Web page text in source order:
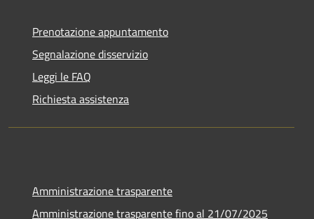
Prenotazione appuntamento
Segnalazione disservizio
Leggi le FAQ
Richiesta assistenza
Amministrazione trasparente
Amministrazione trasparente fino al 21/07/2025